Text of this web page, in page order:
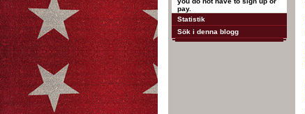
pay.
Statistik
Sök i denna blogg